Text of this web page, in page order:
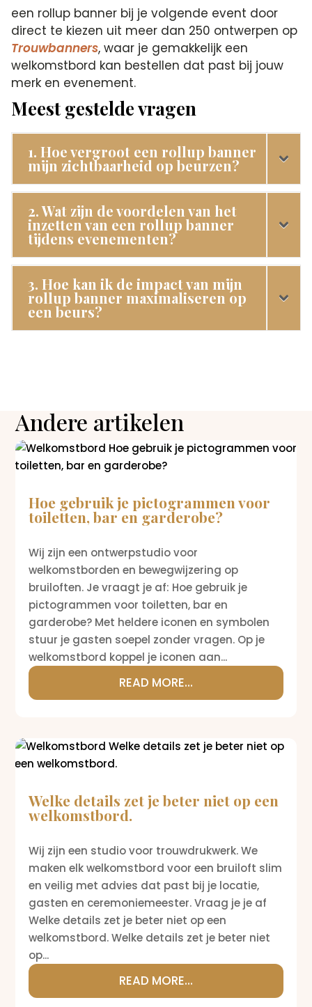
een rollup banner bij je volgende event door
direct te kiezen uit meer dan 250 ontwerpen op
Trouwbanners, waar je gemakkelijk een
welkomstbord kan bestellen dat past bij jouw
merk en evenement.
Meest gestelde vragen
1. Hoe vergroot een rollup banner
mijn zichtbaarheid op beurzen?
2. Wat zijn de voordelen van het
inzetten van een rollup banner
tijdens evenementen?
3. Hoe kan ik de impact van mijn
rollup banner maximaliseren op
een beurs?
Andere artikelen
Hoe gebruik je pictogrammen voor
toiletten, bar en garderobe?
Wij zijn een ontwerpstudio voor
welkomstborden en bewegwijzering op
bruiloften. Je vraagt je af: Hoe gebruik je
pictogrammen voor toiletten, bar en
garderobe? Met heldere iconen en symbolen
stuur je gasten soepel zonder vragen. Op je
welkomstbord koppel je iconen aan...
READ MORE...
Welke details zet je beter niet op een
welkomstbord.
Wij zijn een studio voor trouwdrukwerk. We
maken elk welkomstbord voor een bruiloft slim
en veilig met advies dat past bij je locatie,
gasten en ceremoniemeester. Vraag je je af
Welke details zet je beter niet op een
welkomstbord. Welke details zet je beter niet
op...
READ MORE...